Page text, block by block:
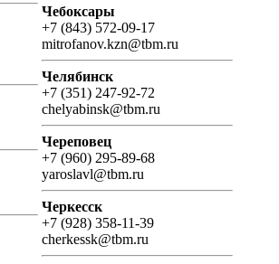
Чебоксары
+7 (843) 572-09-17
mitrofanov.kzn@tbm.ru
Челябинск
+7 (351) 247-92-72
chelyabinsk@tbm.ru
Череповец
+7 (960) 295-89-68
yaroslavl@tbm.ru
Черкесск
+7 (928) 358-11-39
cherkessk@tbm.ru